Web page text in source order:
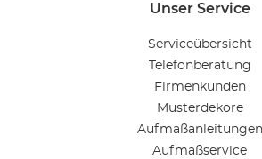
Unser Service
Serviceübersicht
Telefonberatung
Firmenkunden
Musterdekore
Aufmaßanleitungen
Aufmaßservice